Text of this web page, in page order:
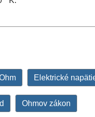
Elektrické
Ohmov zákon